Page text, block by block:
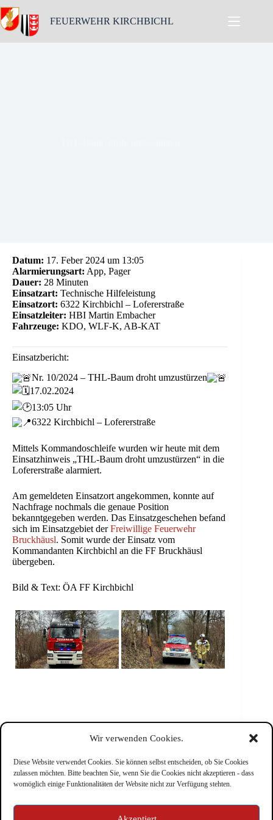
Wir verwenden Cookies.
Diese Website verwendet Cookies. Sie können selbst entscheiden, ob Sie Cookies
zulassen möchten. Bitte beachten Sie, wenn Sie die Cookies nicht akzeptieren - dass
womöglich einige Funktionalitäten der Website nicht zur Verfügung stehten.
Skip
to
content
FEUERWEHR KIRCHBICHL
Datum: 17. Feber 2024 um 13:05
Alarmierungsart: App, Pager
Dauer: 28 Minuten
Einsatzart: Technische Hilfeleistung
Einsatzort: 6322 Kirchbichl – Lofererstraße
Einsatzleiter: HBI Martin Embacher
Fahrzeuge: KDO, WLF-K, AB-KAT
Einsatzbericht:
Nr. 10/2024 – THL-Baum droht umzustürzen
17.02.2024
13:05 Uhr
6322 Kirchbichl – Lofererstraße
Mittels Kommandoschleife wurden wir heute mit dem
Einsatzhinweis „THL-Baum droht umzustürzen“ in die
Lofererstraße alarmiert.
Am gemeldeten Einsatzort angekommen, konnte auf
Nachfrage nochmals die genaue Position
bekanntgegeben werden. Das Einsatzgeschehen befand
sich im Einsatzgebiet derFreiwillige Feuerwehr
Bruckhäusl. Somit wurde der Einsatz vom
Kommandanten Kirchbichl an die FF Bruckhäusl
übergeben.
Bild & Text: ÖA FF Kirchbichl